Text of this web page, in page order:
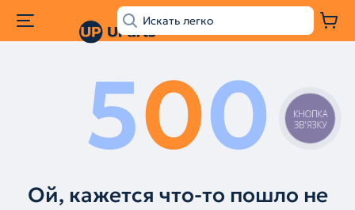
500
Ой, кажется что-то пошло не
КНОПКА
ЗВ'ЯЗКУ